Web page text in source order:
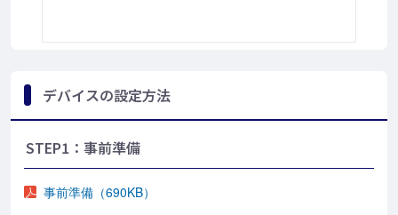
デバイスの設定方法
STEP1：事前準備
事前準備（690KB）